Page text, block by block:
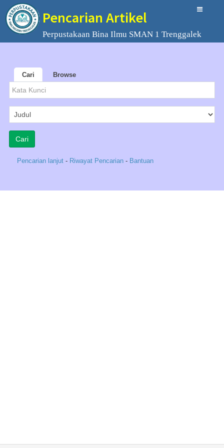
Pencarian Artikel
Perpustakaan Bina Ilmu SMAN 1 Trenggalek
Cari Browse
Pencarian lanjut - Riwayat Pencarian - Bantuan